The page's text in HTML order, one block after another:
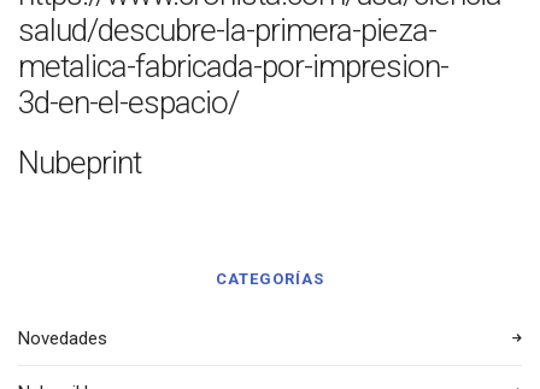
salud/descubre-la-primera-pieza-
metalica-fabricada-por-impresion-
3d-en-el-espacio/
Nubeprint
CATEGORÍAS
Novedades